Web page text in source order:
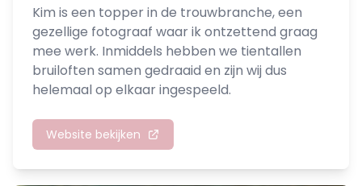
Kim is een topper in de trouwbranche, een
gezellige fotograaf waar ik ontzettend graag
mee werk. Inmiddels hebben we tientallen
bruiloften samen gedraaid en zijn wij dus
helemaal op elkaar ingespeeld.
Website bekijken